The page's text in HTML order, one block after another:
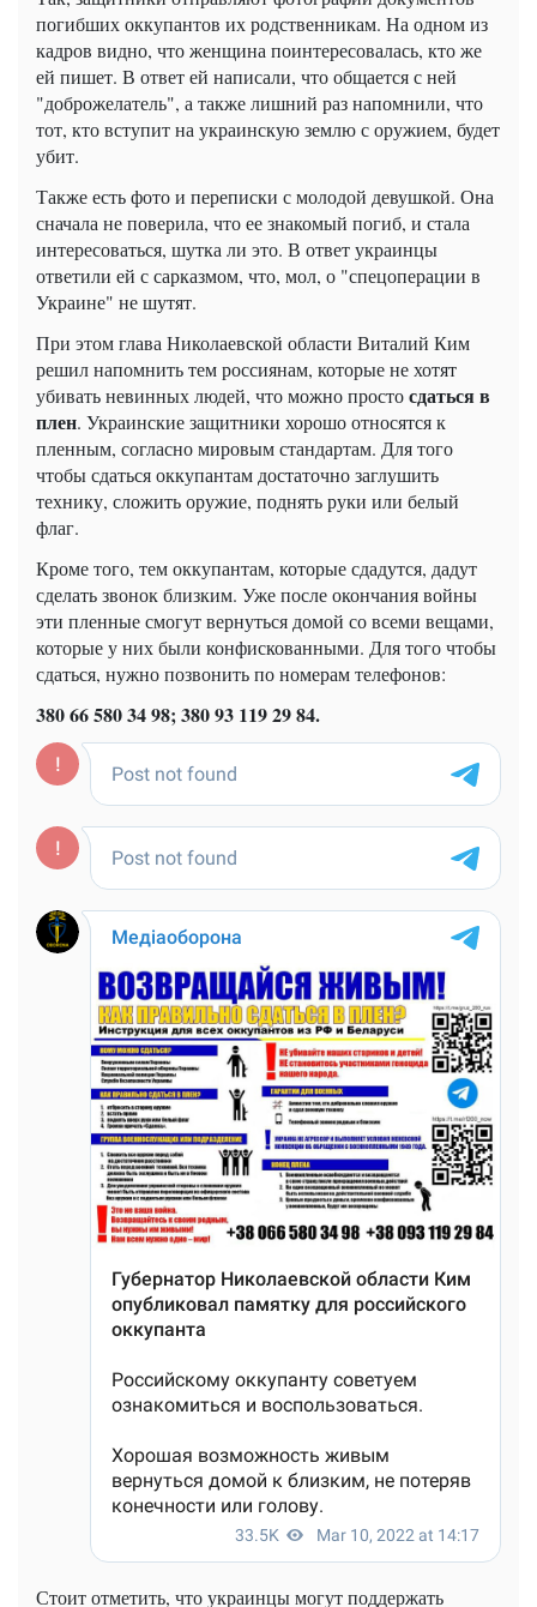
погибших оккупантов их родственникам. На одном из
кадров видно, что женщина поинтересовалась, кто же
ей пишет. В ответ ей написали, что общается с ней
"доброжелатель", а также лишний раз напомнили, что
тот, кто вступит на украинскую землю с оружием, будет
убит.
Также есть фото и переписки с молодой девушкой. Она
сначала не поверила, что ее знакомый погиб, и стала
интересоваться, шутка ли это. В ответ украинцы
ответили ей с сарказмом, что, мол, о "спецоперации в
Украине" не шутят.
При этом глава Николаевской области Виталий Ким
решил напомнить тем россиянам, которые не хотят
убивать невинных людей, что можно простосдаться в
плен. Украинские защитники хорошо относятся к
пленным, согласно мировым стандартам. Для того
чтобы сдаться оккупантам достаточно заглушить
технику, сложить оружие, поднять руки или белый
флаг.
Кроме того, тем оккупантам, которые сдадутся, дадут
сделать звонок близким. Уже после окончания войны
эти пленные смогут вернуться домой со всеми вещами,
которые у них были конфискованными. Для того чтобы
сдаться, нужно позвонить по номерам телефонов:
380 66 580 34 98; 380 93 119 29 84.
Стоит отметить, что украинцы могут поддержать